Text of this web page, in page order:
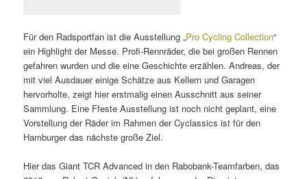
Für den Radsportfan ist die Ausstellung „Pro Cycling Collection“
ein Highlight der Messe. Profi-Rennräder, die bei großen Rennen
gefahren wurden und die eine Geschichte erzählen. Andreas, der
mit viel Ausdauer einige Schätze aus Kellern und Garagen
hervorholte, zeigt hier erstmalig einen Ausschnitt aus seiner
Sammlung. Eine Ffeste Ausstellung ist noch nicht geplant, eine
Vorstellung der Räder im Rahmen der Cyclassics ist für den
Hamburger das nächste große Ziel.
Hier das Giant TCR Advanced in den Rabobank-Teamfarben, das